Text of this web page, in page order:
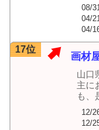
08/
04/
04/
17位
画材
山口
主に
も、
12/
12/